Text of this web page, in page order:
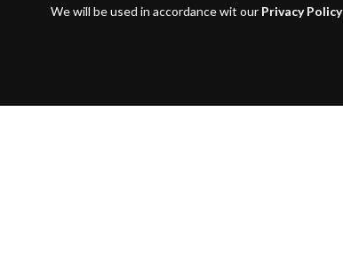
We will be used in accordance wit our Privacy Policy